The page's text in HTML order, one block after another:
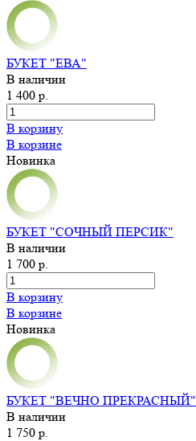
БУКЕТ "ЕВА"
В наличии
1 400 р.
В корзину
В корзине
Новинка
БУКЕТ "СОЧНЫЙ ПЕРСИК"
В наличии
1 700 р.
В корзину
В корзине
Новинка
БУКЕТ "ВЕЧНО ПРЕКРАСНЫЙ"
В наличии
1 750 р.